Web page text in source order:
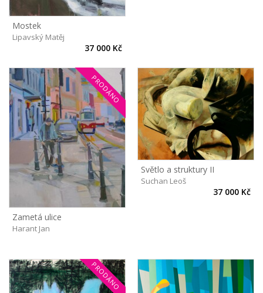
Mostek
Lipavský Matěj
37 000 Kč
PRODÁNO
Zametá ulice
Harant Jan
Světlo a struktury II
Suchan Leoš
37 000 Kč
PRODÁNO